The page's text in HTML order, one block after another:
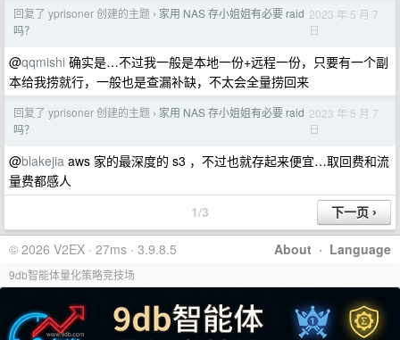
回复了 yprisoner 创建的主题 › 家用 NAS 存小姐姐有必要 raid
吗？
2023 年 5 月 7
日
@qqmishi 确实是…不过我一般是本地一份+远程一份，只要有一个副
本给我捞就行，一般也是查漏补缺，不太会全量捞回来
回复了 yprisoner 创建的主题 › 家用 NAS 存小姐姐有必要 raid
吗？
2023 年 5 月 7
日
@blakejia aws 家的最深度的 s3 ，不过也就存起来便宜…取回费和流
量费都感人
1/3
About · Language
© 2026 V2EX · 27ms · 3.9.8.5
9db智能体量化策略竞技场